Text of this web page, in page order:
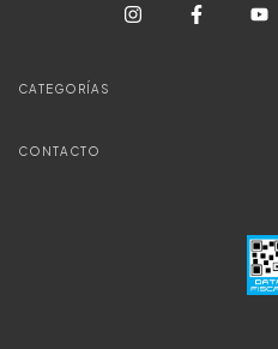
CATEGORÍAS
CONTACTO